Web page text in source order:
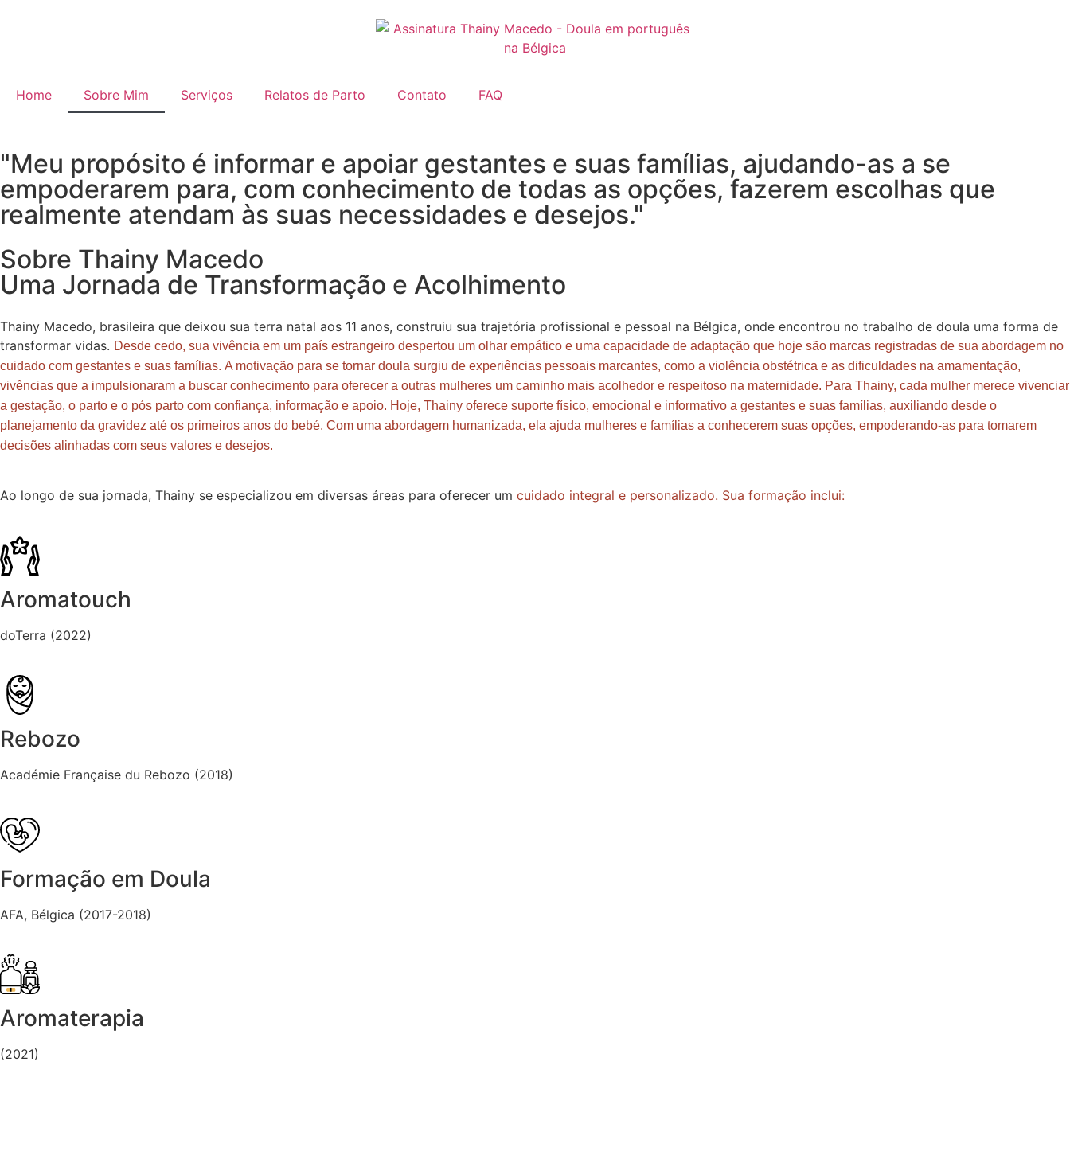
Home Sobre Mim Serviços Relatos de Parto Contato FAQ
"Meu propósito é informar e apoiar gestantes e suas famílias, ajudando-as a se
empoderarem para, com conhecimento de todas as opções, fazerem escolhas que
realmente atendam às suas necessidades e desejos."
Sobre Thainy Macedo
Uma Jornada de Transformação e Acolhimento
Thainy Macedo, brasileira que deixou sua terra natal aos 11 anos, construiu sua trajetória profissional e pessoal na Bélgica, onde encontrou no trabalho de doula uma forma de
transformar vidas. Desde cedo, sua vivência em um país estrangeiro despertou um olhar empático e uma capacidade de adaptação que hoje são marcas registradas de sua abordagem no
cuidado com gestantes e suas famílias. A motivação para se tornar doula surgiu de experiências pessoais marcantes, como a violência obstétrica e as dificuldades na amamentação,
vivências que a impulsionaram a buscar conhecimento para oferecer a outras mulheres um caminho mais acolhedor e respeitoso na maternidade. Para Thainy, cada mulher merece vivenciar
a gestação, o parto e o pós parto com confiança, informação e apoio. Hoje, Thainy oferece suporte físico, emocional e informativo a gestantes e suas famílias, auxiliando desde o
planejamento da gravidez até os primeiros anos do bebé. Com uma abordagem humanizada, ela ajuda mulheres e famílias a conhecerem suas opções, empoderando-as para tomarem
decisões alinhadas com seus valores e desejos.
Ao longo de sua jornada, Thainy se especializou em diversas áreas para oferecer um cuidado integral e personalizado. Sua formação inclui:
Aromatouch
doTerra (2022)
Rebozo
Académie Française du Rebozo (2018)
Formação em Doula
AFA, Bélgica (2017-2018)
Aromaterapia
(2021)